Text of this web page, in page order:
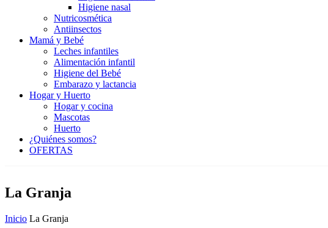
Higiene nasal
Nutricosmética
Antiinsectos
Mamá y Bebé
Leches infantiles
Alimentación infantil
Higiene del Bebé
Embarazo y lactancia
Hogar y Huerto
Hogar y cocina
Mascotas
Huerto
¿Quiénes somos?
OFERTAS
La Granja
Inicio La Granja